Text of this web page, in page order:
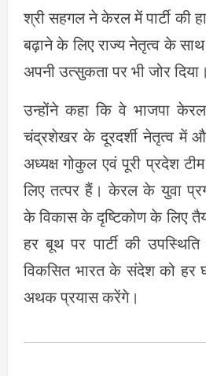
श्री सहगल ने केरल में पार्टी की
बढ़ाने के लिए राज्य नेतृत्व के
अपनी उत्सुकता पर भी जोर दिया।
उन्होंने कहा कि वे भाजपा
चंद्रशेखर के दूरदर्शी नेतृत्व में
अध्यक्ष गोकुल एवं पूरी प्रदेश
लिए तत्पर हैं। केरल के युवा
के विकास के दृष्टिकोण के लिए
हर बूथ पर पार्टी की
विकसित भारत के संदेश को हर
अथक प्रयास करेंगे।